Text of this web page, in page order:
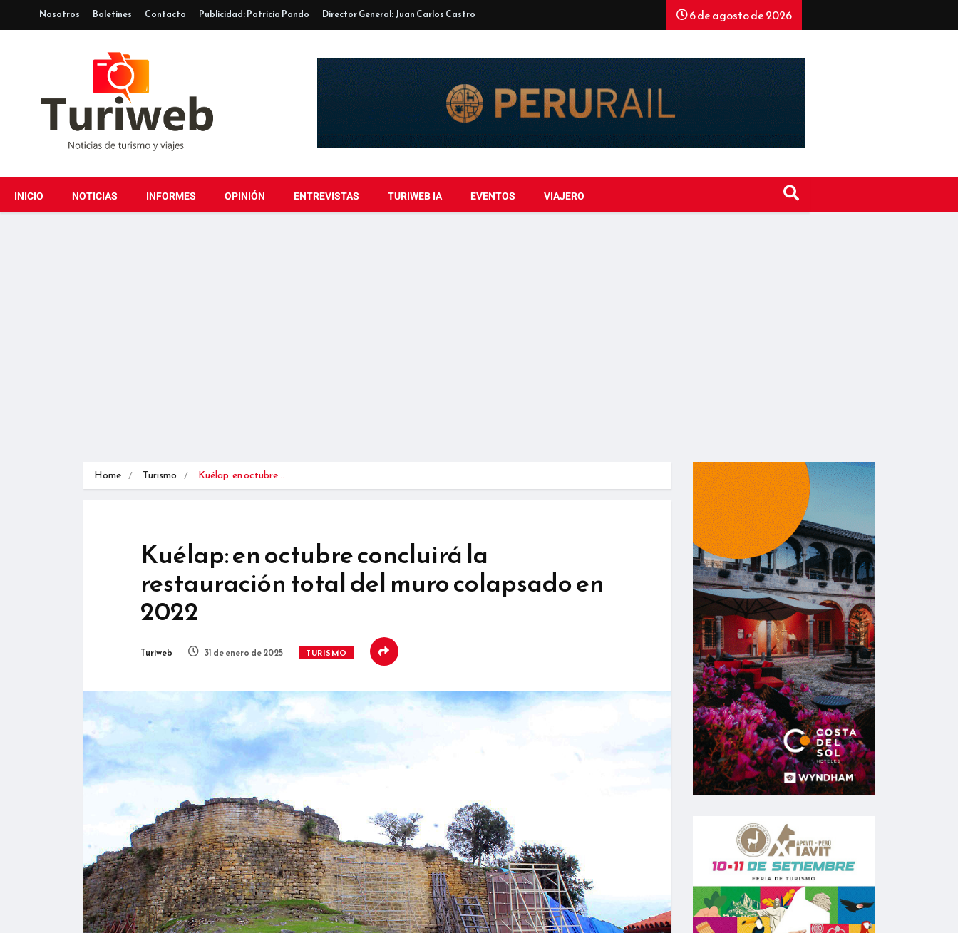
Nosotros Boletines Contacto Publicidad: Patricia Pando Director General: Juan Carlos Castro 6 de agosto de 2026
INICIO NOTICIAS INFORMES OPINIÓN ENTREVISTAS TURIWEB IA EVENTOS VIAJERO
Home Turismo Kuélap: en octubre…
Kuélap: en octubre concluirá la
restauración total del muro colapsado en
2022
Turiweb 31 de enero de 2025 TURISMO